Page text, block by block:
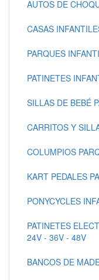
AUTOS DE
CASAS
PARQUES
PATINETES
SILLAS DE BEBÉ
CARRITOS Y
COLUMPIOS
KART PEDALES
PONYCYCLES
PATINETES
24V - 36V - 48V
BANCOS DE